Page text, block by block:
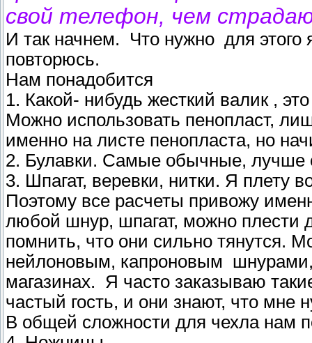
свой телефон, чем
И так начнем. Что нужно для этого
повторюсь.
Нам понадобится
1. Какой- нибудь жесткий валик ,
Можно использовать пенопласт,
именно на листе пенопласта, но
2. Булавки. Самые обычные, лучше
3. Шпагат, веревки, нитки. Я
Поэтому все расчеты привожу
любой шнур, шпагат, можно плести
помнить, что они сильно тянутся.
нейлоновым, капроновым шнурами,
магазинах. Я часто заказываю
частый гость, и они знают, что мне
В общей сложности для чехла нам